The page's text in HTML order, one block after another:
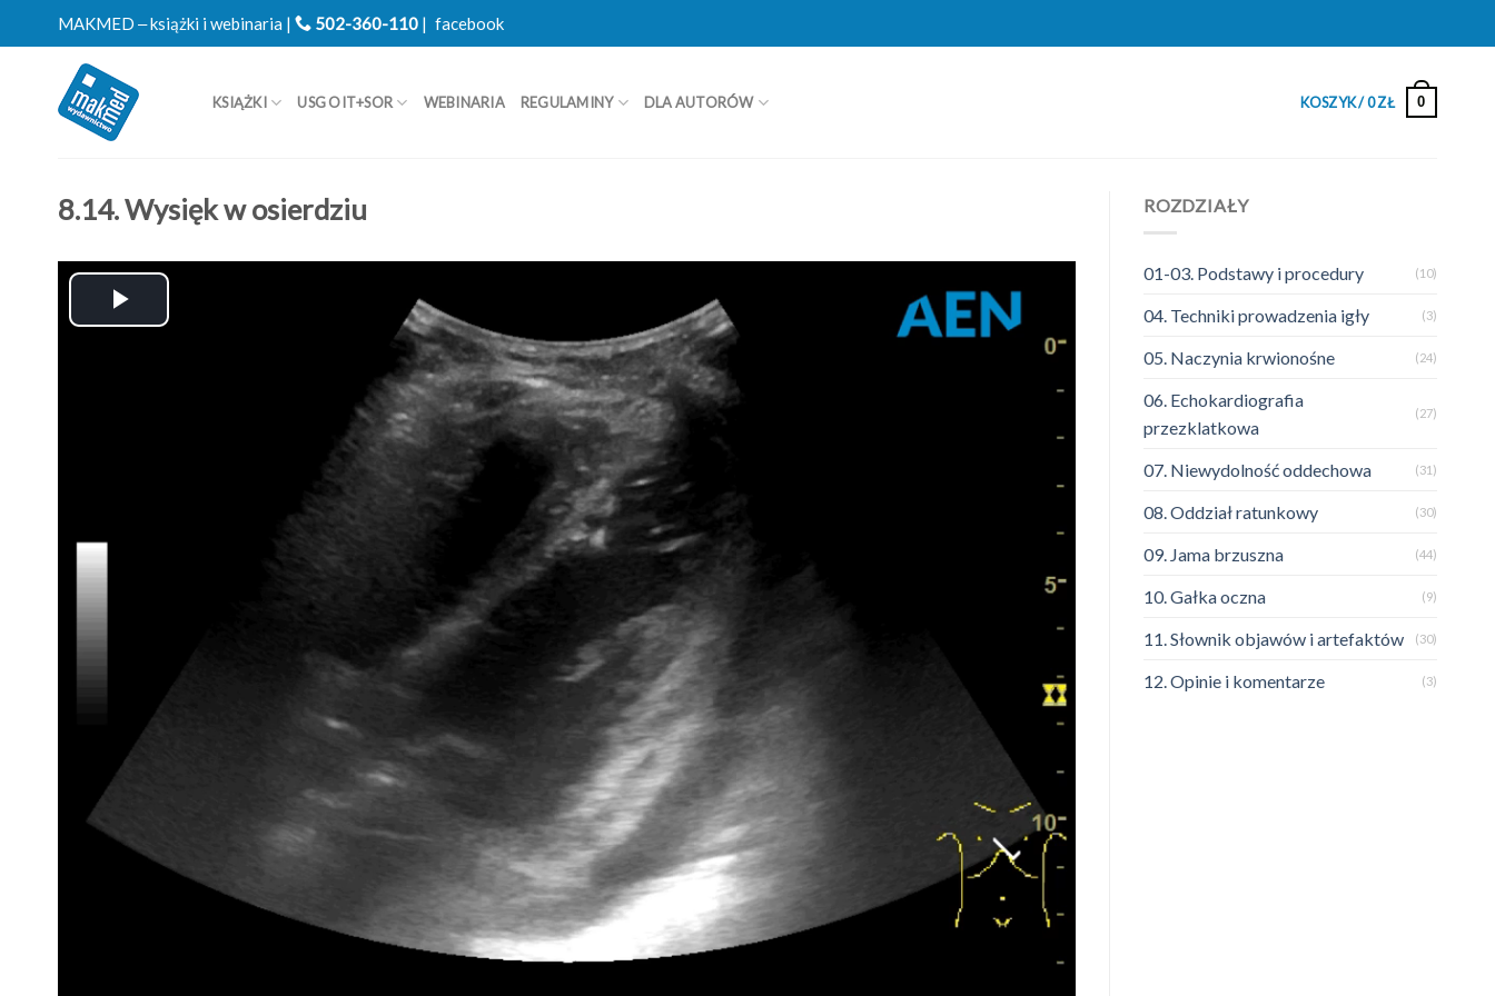
MAKMED ‒ książki i webinaria | 502-360-110 | facebook
KSIĄŻKI USG OIT+SOR WEBINARIA REGULAMINY DLA AUTORÓW KOSZYK /0ZŁ 0
8.14. Wysięk w osierdziu
Play
ROZDZIAŁY
01-03. Podstawy i procedury (10)
04. Techniki prowadzenia igły (3)
05. Naczynia krwionośne (24)
06. Echokardiografia
przezklatkowa
(27)
07. Niewydolność oddechowa (31)
08. Oddział ratunkowy (30)
09. Jama brzuszna (44)
10. Gałka oczna (9)
11. Słownik objawów i artefaktów (30)
12. Opinie i komentarze (3)